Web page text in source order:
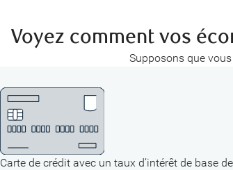
Voyez comment vos
Supposons que
Carte de crédit avec un taux d’intérêt de base